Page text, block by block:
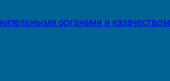
органами и казачеством